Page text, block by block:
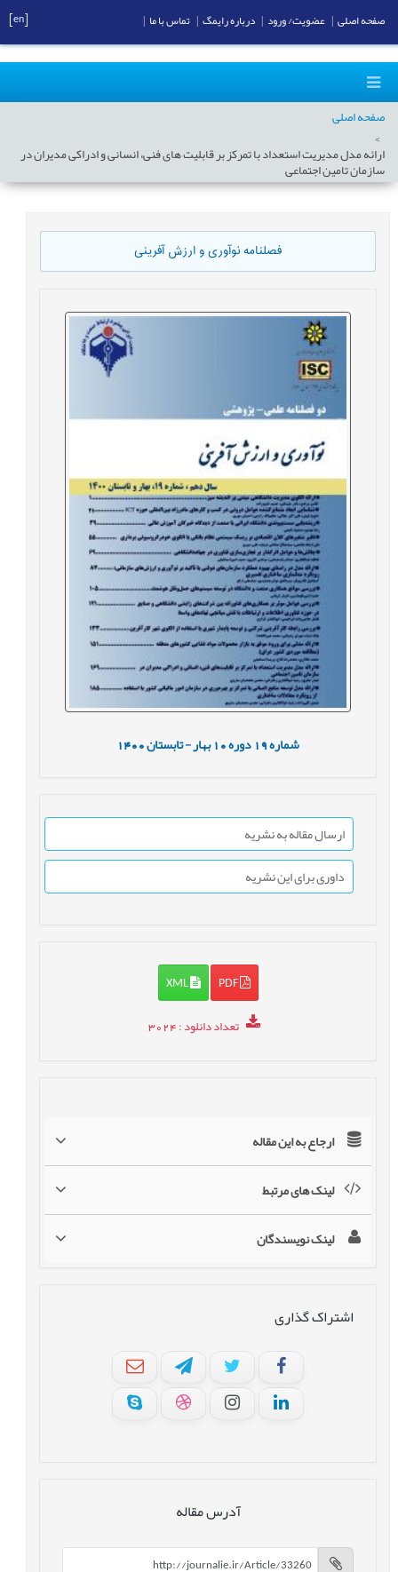
صفحه اصلی
ارائه مدل مدیریت استعداد با تمرکز بر قابلیت های فنی، انسانی و ادراکی مدیران در
سازمان تامین اجتماعی
فصلنامه نوآوری و ارزش آفرینی
شماره19 دوره10 بهار - تابستان1400
ارسال مقاله به نشریه
داوری برای این نشریه
PDF
XML
تعداد دانلود: 3024
ارجاع به این مقاله
لینک های مرتبط
لینک نویسندگان
اشتراک گذاری
آدرس مقاله
صفحه اصلی عضویت/ ورود درباره رایمگ تماس با ما